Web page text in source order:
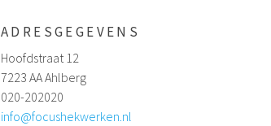
ADRESGEGEVENS
Hoofdstraat 12
7223 AA Ahlberg
020-202020
info@focushekwerken.nl